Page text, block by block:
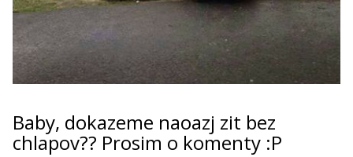
Baby, dokazeme naoazj zit bez
chlapov?? Prosim o komenty :P